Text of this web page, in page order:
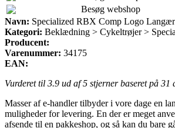
Besøg webshop
Navn: Specialized RBX Comp Logo
Kategori: Beklædning > Cykeltrøjer >
Producent:
Varenummer: 34175
EAN:
Vurderet til 3.9 ud af 5 stjerner baseret på 31
Masser af e-handler tilbyder i vore dage en
muligheder for levering. En der er meget
afsende til en pakkeshop, og så kan du bare